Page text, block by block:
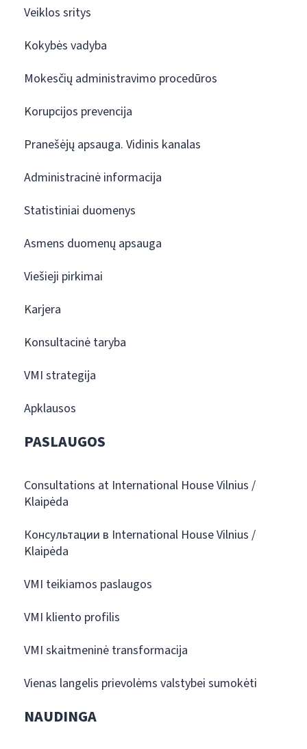
Veiklos sritys
Kokybės vadyba
Mokesčių administravimo procedūros
Korupcijos prevencija
Pranešėjų apsauga. Vidinis kanalas
Administracinė informacija
Statistiniai duomenys
Asmens duomenų apsauga
Viešieji pirkimai
Karjera
Konsultacinė taryba
VMI strategija
Apklausos
PASLAUGOS
Consultations at International House Vilnius /
Klaipėda
Консультации в International House Vilnius /
Klaipėda
VMI teikiamos paslaugos
VMI kliento profilis
VMI skaitmeninė transformacija
Vienas langelis prievolėms valstybei sumokėti
NAUDINGA